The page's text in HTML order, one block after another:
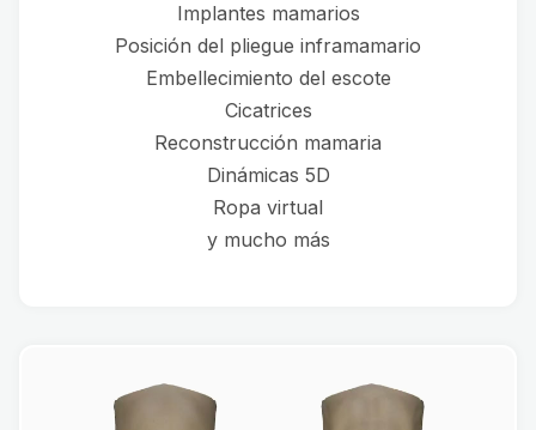
Implantes mamarios
Posición del pliegue inframamario
Embellecimiento del escote
Cicatrices
Reconstrucción mamaria
Dinámicas 5D
Ropa virtual
y mucho más